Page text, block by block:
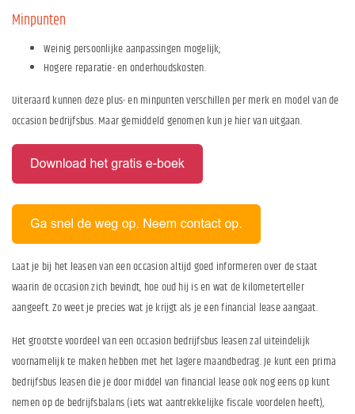
Minpunten
Weinig persoonlijke aanpassingen mogelijk;
Hogere reparatie- en onderhoudskosten.
Uiteraard kunnen deze plus- en minpunten verschillen per merk en model van de
occasion bedrijfsbus. Maar gemiddeld genomen kun je hier van uitgaan.
Laat je bij het leasen van een occasion altijd goed informeren over de staat
waarin de occasion zich bevindt, hoe oud hij is en wat de kilometerteller
aangeeft. Zo weet je precies wat je krijgt als je een financial lease aangaat.
Het grootste voordeel van een occasion bedrijfsbus leasen zal uiteindelijk
voornamelijk te maken hebben met het lagere maandbedrag. Je kunt een prima
bedrijfsbus leasen die je door middel van financial lease ook nog eens op kunt
nemen op de bedrijfsbalans (iets wat aantrekkelijke fiscale voordelen heeft),